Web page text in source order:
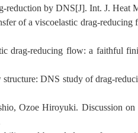
reduction by DNS[J]. Int. J. Heat
of a viscoelastic drag-
drag-reducing flow: a faithful
DNS study of drag-
Ozoe Hiroyuki. Discussion